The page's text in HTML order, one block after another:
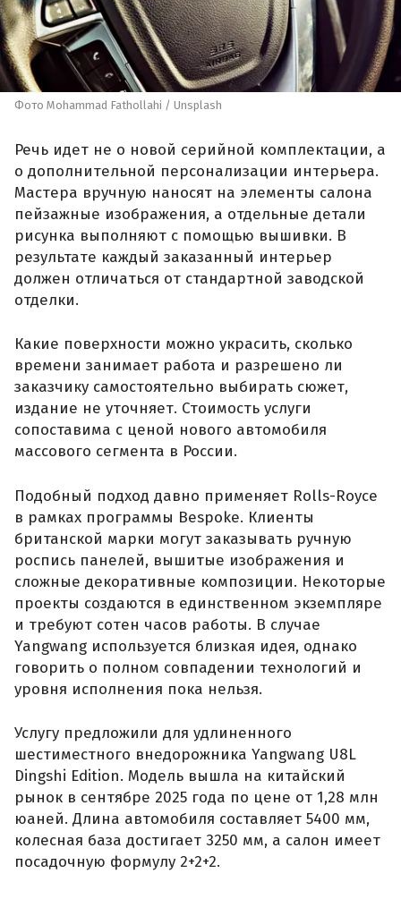
Фото Mohammad Fathollahi / Unsplash
Речь идет не о новой серийной комплектации, а
о дополнительной персонализации интерьера.
Мастера вручную наносят на элементы салона
пейзажные изображения, а отдельные детали
рисунка выполняют с помощью вышивки. В
результате каждый заказанный интерьер
должен отличаться от стандартной заводской
отделки.
Какие поверхности можно украсить, сколько
времени занимает работа и разрешено ли
заказчику самостоятельно выбирать сюжет,
издание не уточняет. Стоимость услуги
сопоставима с ценой нового автомобиля
массового сегмента в России.
Подобный подход давно применяет Rolls-Royce
в рамках программы Bespoke. Клиенты
британской марки могут заказывать ручную
роспись панелей, вышитые изображения и
сложные декоративные композиции. Некоторые
проекты создаются в единственном экземпляре
и требуют сотен часов работы. В случае
Yangwang используется близкая идея, однако
говорить о полном совпадении технологий и
уровня исполнения пока нельзя.
Услугу предложили для удлиненного
шестиместного внедорожника Yangwang U8L
Dingshi Edition. Модель вышла на китайский
рынок в сентябре 2025 года по цене от 1,28 млн
юаней. Длина автомобиля составляет 5400 мм,
колесная база достигает 3250 мм, а салон имеет
посадочную формулу 2+2+2.